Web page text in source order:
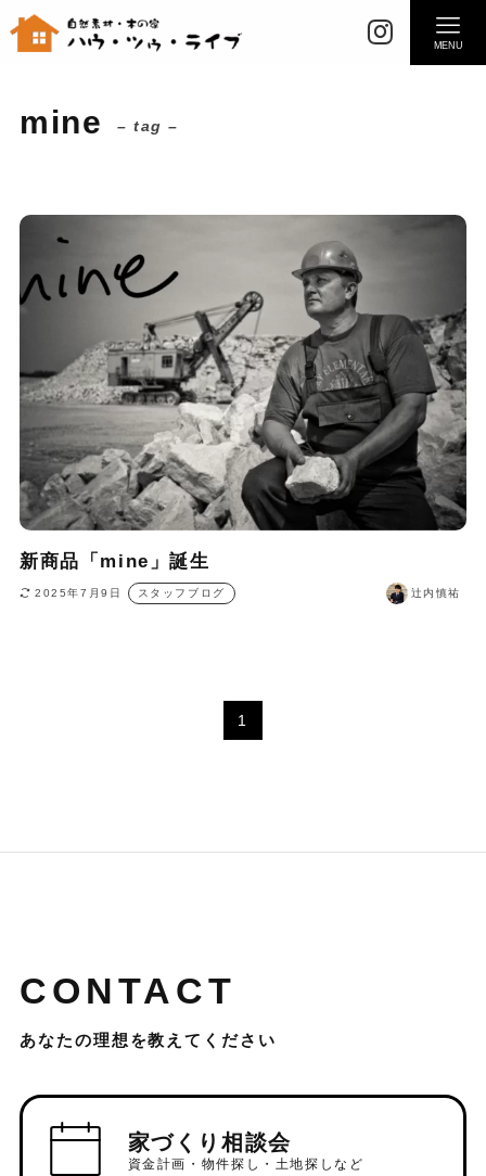
MENU
mine – tag –
新商品「mine」誕生
2025年7月9日 スタッフブログ 辻内慎祐
1
CONTACT
あなたの理想を教えてください
家づくり相談会
資金計画・物件探し・土地探しなど